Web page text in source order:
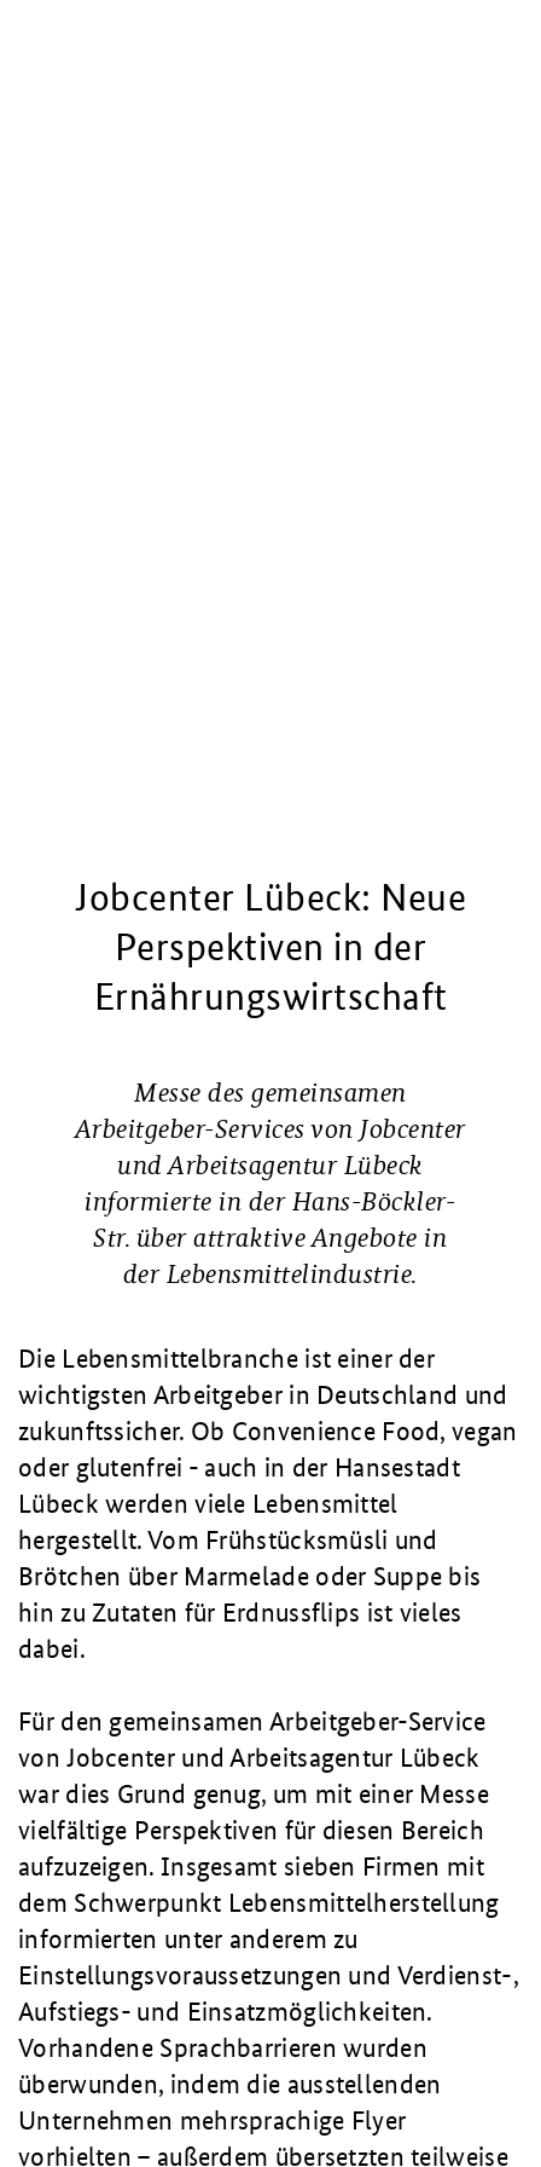
Jobcenter Lübeck: Neue
Perspektiven in der
Ernährungswirtschaft
Messe des gemeinsamen
Arbeitgeber-Services von Jobcenter
und Arbeitsagentur Lübeck
informierte in der Hans-Böckler-
Str. über attraktive Angebote in
der Lebensmittelindustrie.
Die Lebensmittelbranche ist einer der
wichtigsten Arbeitgeber in Deutschland und
zukunftssicher. Ob Convenience Food, vegan
oder glutenfrei - auch in der Hansestadt
Lübeck werden viele Lebensmittel
hergestellt. Vom Frühstücksmüsli und
Brötchen über Marmelade oder Suppe bis
hin zu Zutaten für Erdnussflips ist vieles
dabei.
Für den gemeinsamen Arbeitgeber-Service
von Jobcenter und Arbeitsagentur Lübeck
war dies Grund genug, um mit einer Messe
vielfältige Perspektiven für diesen Bereich
aufzuzeigen. Insgesamt sieben Firmen mit
dem Schwerpunkt Lebensmittelherstellung
informierten unter anderem zu
Einstellungsvoraussetzungen und Verdienst-,
Aufstiegs- und Einsatzmöglichkeiten.
Vorhandene Sprachbarrieren wurden
überwunden, indem die ausstellenden
Unternehmen mehrsprachige Flyer
vorhielten – außerdem übersetzten teilweise